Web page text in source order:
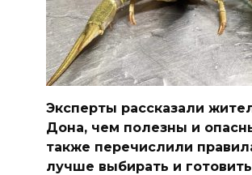
Эксперты рассказали
Дона, чем полезны и
также перечислили
лучше выбирать и готовить